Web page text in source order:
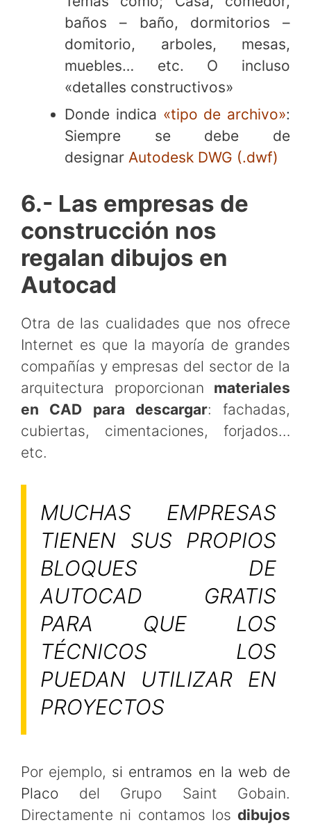
baños – baño, dormitorios –
domitorio, arboles, mesas,
muebles… etc. O incluso
«detalles constructivos»
Donde indica «tipo de archivo»:
Siempre se debe de
designar Autodesk DWG (.dwf)
6.- Las empresas de
construcción nos
regalan dibujos en
Autocad
Otra de las cualidades que nos ofrece
Internet es que la mayoría de grandes
compañías y empresas del sector de la
arquitectura proporcionan materiales
en CAD para descargar: fachadas,
cubiertas, cimentaciones, forjados…
etc.
MUCHAS EMPRESAS
TIENEN SUS PROPIOS
BLOQUES DE
AUTOCAD GRATIS
PARA QUE LOS
TÉCNICOS LOS
PUEDAN UTILIZAR EN
PROYECTOS
Por ejemplo, si entramos en la web de
Placo del Grupo Saint Gobain.
Directamente ni contamos los dibujos